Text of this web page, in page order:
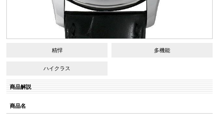
精悍 多機能
ハイクラス
商品解説
商品名